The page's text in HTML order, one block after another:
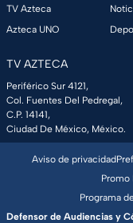
TV Azteca
Azteca UNO
TV AZTECA
Periférico Sur 4121,
Col. Fuentes Del Pedregal,
C.P. 14141,
Ciudad De México, México.
Aviso de privacidad
Promo
Programa
Defensor de Audiencias y